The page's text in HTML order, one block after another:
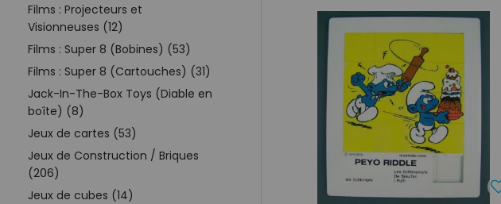
Films : Projecteurs et
Visionneuses (12)
Films : Super 8 (Bobines) (53)
Films : Super 8 (Cartouches) (31)
Jack-In-The-Box Toys (Diable en
boîte) (8)
Jeux de cartes (53)
Jeux de Construction / Briques
(206)
Jeux de cubes (14)